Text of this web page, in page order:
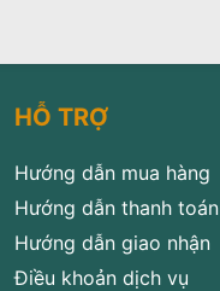
HỖ TRỢ
Hướng dẫn mua hàng
Hướng dẫn thanh toán
Hướng dẫn giao nhận
Điều khoản dịch vụ